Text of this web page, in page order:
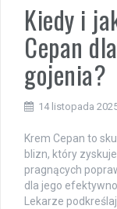
Kiedy i
Cepan
gojenia?
14 listopada
Krem Cepan to
blizn, który
pragnących
dla jego
Lekarze